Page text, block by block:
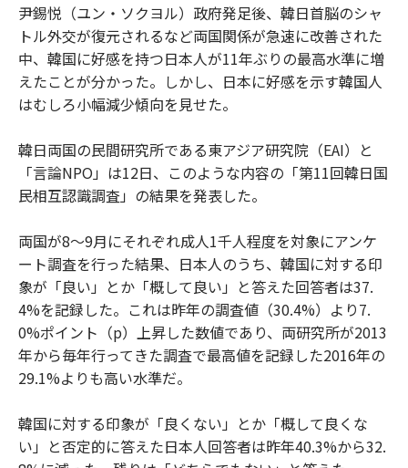
尹錫悦（ユン・ソクヨル）政府発足後、韓日首脳のシャ
トル外交が復元されるなど両国関係が急速に改善された
中、韓国に好感を持つ日本人が11年ぶりの最高水準に増
えたことが分かった。しかし、日本に好感を示す韓国人
はむしろ小幅減少傾向を見せた。
韓日両国の民間研究所である東アジア研究院（EAI）と
「言論NPO」は12日、このような内容の「第11回韓日国
民相互認識調査」の結果を発表した。
両国が8～9月にそれぞれ成人1千人程度を対象にアンケ
ート調査を行った結果、日本人のうち、韓国に対する印
象が「良い」とか「概して良い」と答えた回答者は37.
4%を記録した。これは昨年の調査値（30.4%）より7.
0%ポイント（p）上昇した数値であり、両研究所が2013
年から毎年行ってきた調査で最高値を記録した2016年の
29.1%よりも高い水準だ。
韓国に対する印象が「良くない」とか「概して良くな
い」と否定的に答えた日本人回答者は昨年40.3%から32.